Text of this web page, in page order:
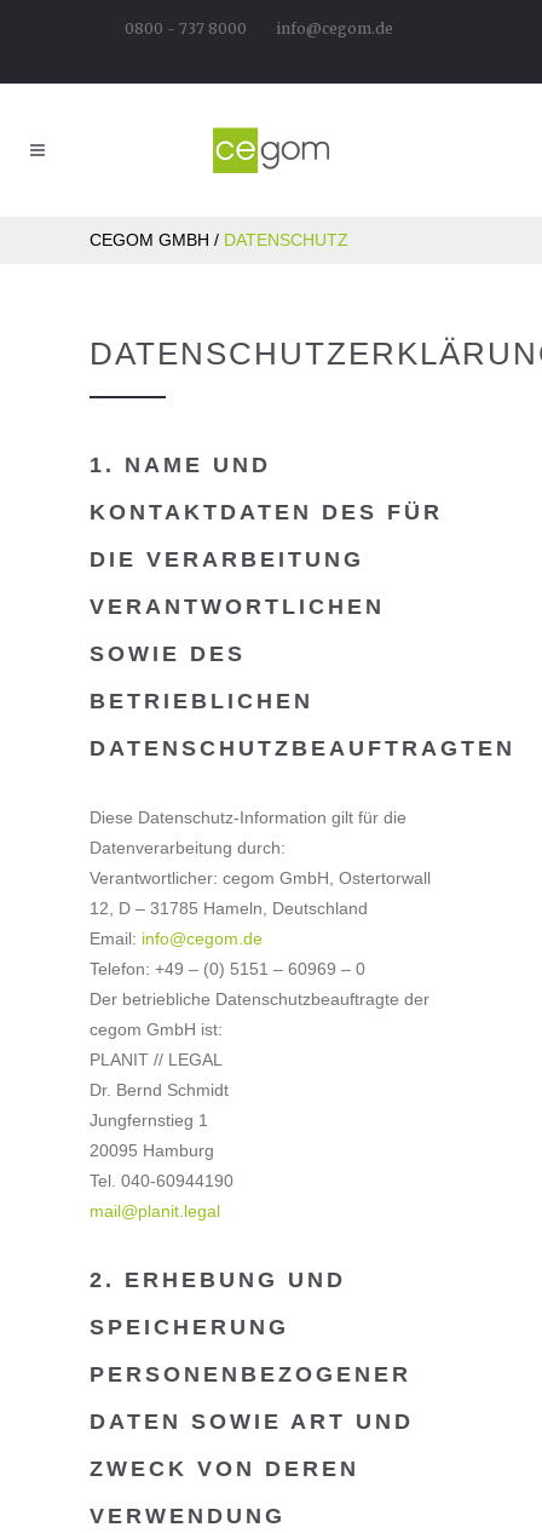
0800 - 737 8000 info@cegom.de
CEGOM GMBH / DATENSCHUTZ
1. NAME UND
KONTAKTDATEN DES FÜR
DIE VERARBEITUNG
VERANTWORTLICHEN
SOWIE DES
BETRIEBLICHEN
DATENSCHUTZBEAUFTRAGTEN
Diese Datenschutz-Information gilt für die
Datenverarbeitung durch:
Verantwortlicher: cegom GmbH, Ostertorwall
12, D – 31785 Hameln, Deutschland
Email: info@cegom.de
Telefon: +49 – (0) 5151 – 60969 – 0
Der betriebliche Datenschutzbeauftragte der
cegom GmbH ist:
PLANIT // LEGAL
Dr. Bernd Schmidt
Jungfernstieg 1
20095 Hamburg
Tel. 040-60944190
mail@planit.legal
2. ERHEBUNG UND
SPEICHERUNG
PERSONENBEZOGENER
DATEN SOWIE ART UND
ZWECK VON DEREN
VERWENDUNG